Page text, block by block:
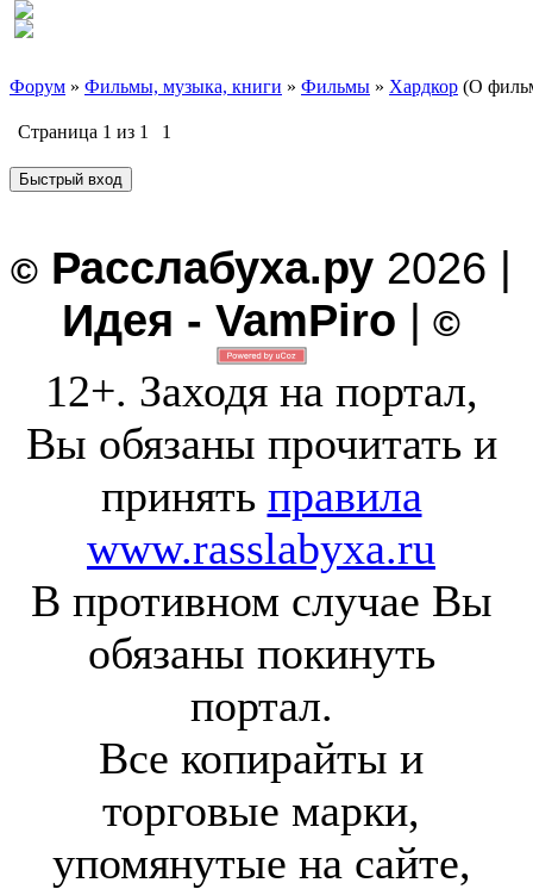
Форум » Фильмы, музыка, книги » Фильмы » Хардкор (О
Страница 1 из 1 1
© Расслабуха.ру 2026 |
Идея - VamPiro | ©
12+. Заходя на портал,
Вы обязаны прочитать и
принять правила
www.rasslabyxa.ru
В противном случае Вы
обязаны покинуть
портал.
Все копирайты и
торговые марки,
упомянутые на сайте,